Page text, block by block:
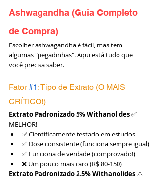
Ashwagandha (Guia Completo
de Compra)
Escolher ashwagandha é fácil, mas tem
algumas "pegadinhas". Aqui está tudo que
você precisa saber.
Fator #1 : Tipo de Extrato (O MAIS
CRÍTICO!)
Extrato Padronizado 5% Withanolides ✅
MELHOR!
✅ Cientificamente testado em estudos
✅ Dose consistente (funciona sempre igual)
✅ Funciona de verdade (comprovado!)
❌ Um pouco mais caro (R$ 80-150)
Extrato Padronizado 2.5% Withanolides ⚠️